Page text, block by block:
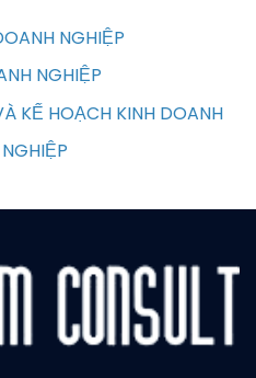
NGHIỆP
NGHIỆP
KẾ HOẠCH KINH DOANH